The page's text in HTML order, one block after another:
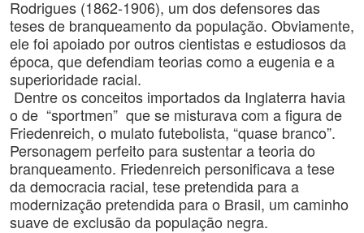
Rodrigues (1862-1906), um dos defensores das
teses de branqueamento da população. Obviamente,
ele foi apoiado por outros cientistas e estudiosos da
época, que defendiam teorias como a eugenia e a
superioridade racial.
Dentre os conceitos importados da Inglaterra havia
o de “sportmen” que se misturava com a figura de
Friedenreich, o mulato futebolista, “quase branco”.
Personagem perfeito para sustentar a teoria do
branqueamento. Friedenreich personificava a tese
da democracia racial, tese pretendida para a
modernização pretendida para o Brasil, um caminho
suave de exclusão da população negra.